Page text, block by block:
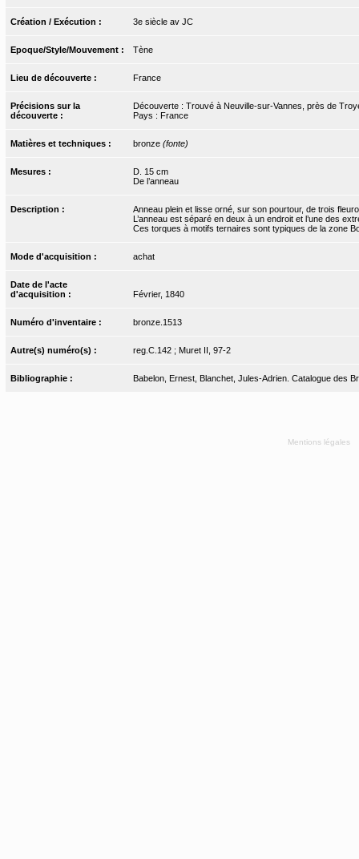
Création / Exécution : 3e siècle av JC
Epoque/Style/Mouvement : Tène
Lieu de découverte : France
Précisions sur la
découverte :
Découverte : Trouvé à Neuville-sur-Vannes, près de
Pays : France
Matières et techniques : bronze (fonte)
Mesures :
D. 15 cm
De l’anneau
Description :
Anneau plein et lisse orné, sur son pourtour, de trois
L’anneau est séparé en deux à un endroit et l’une des
Ces torques à motifs ternaires sont typiques de la zone
Mode d'acquisition : achat
Date de l'acte
d'acquisition :
Février, 1840
Numéro d'inventaire : bronze.1513
Autre(s) numéro(s) : reg.C.142 ; Muret II, 97-2
Bibliographie : Babelon, Ernest, Blanchet, Jules-Adrien. Catalogue des
Mentions légales